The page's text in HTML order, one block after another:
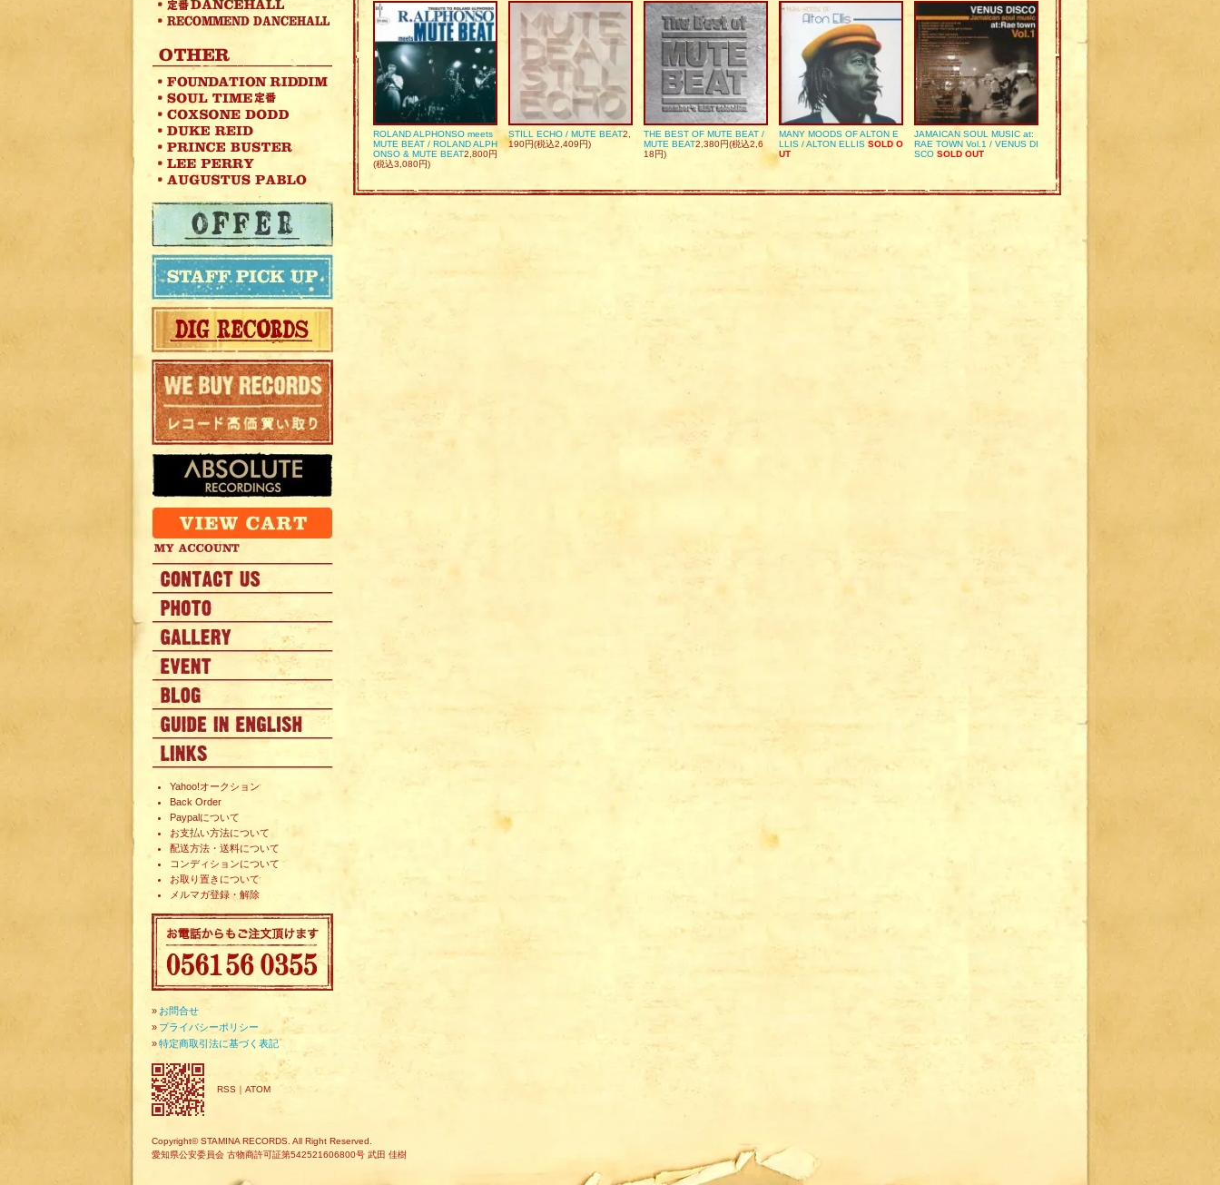
Yahoo!オークション
Back Order
Paypalについて
お支払い方法について
配送方法・送料について
コンディションについて
お取り置きについて
メルマガ登録・解除
» お問合せ
» プライバシーポリシー
»特定商取引法に基づく表記
RSS ｜ ATOM
ROLAND ALPHONSO meets
MUTE BEAT / ROLAND ALPH
ONSO & MUTE BEAT2,800円
(税込3,080円)
STILL ECHO / MUTE BEAT2,
190円(税込2,409円)
THE BEST OF MUTE BEAT /
MUTE BEAT2,380円(税込2,6
18円)
MANY MOODS OF ALTON E
LLIS / ALTON ELLIS SOLD O
UT
JAMAICAN SOUL MUSIC at:
RAE TOWN Vol.1 / VENUS DI
SCO SOLD OUT
Copyright© STAMINA RECORDS. All Right Reserved.
愛知県公安委員会 古物商許可証第542521606800号 武田 佳樹